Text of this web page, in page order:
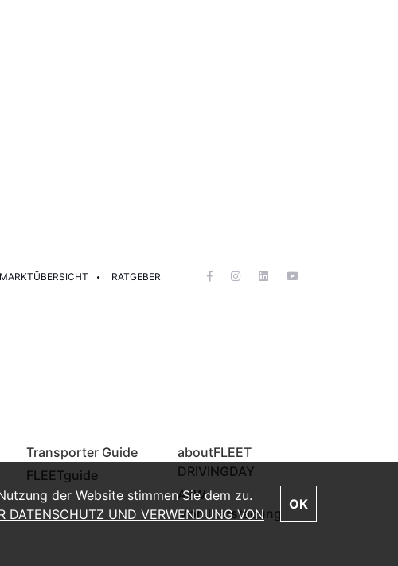
der Website stimmen Sie dem zu.
DATENSCHUTZ UND VERWENDUNG VON
OK
MARKTÜBERSICHT RATGEBER
Transporter Guide
FLEETguide
aboutFLEET
DRIVINGDAY
A&W
Mobilitätstagung